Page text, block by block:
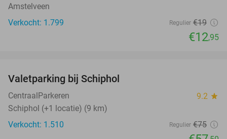
Amstelveen
Verkocht: 1.799
Regulier €19
€12,95
Valetparking bij Schiphol
CentraalParkeren 9.2 star
Schiphol (+1 locatie) (9 km)
Verkocht: 1.510
Regulier €75